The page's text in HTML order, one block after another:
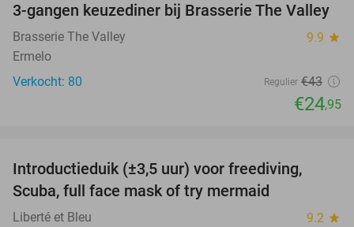
42%
3-gangen keuzediner bij Brasserie The Valley
Brasserie The Valley 9.9 star
Ermelo
Verkocht: 80
Regulier €43
€24,95
Introductieduik (±3,5 uur) voor freediving,
Scuba, full face mask of try mermaid
Liberté et Bleu 9.2 star